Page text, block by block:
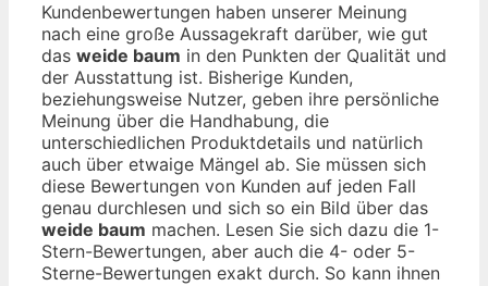
Kundenbewertungen haben unserer Meinung
nach eine große Aussagekraft darüber, wie gut
das weide baum in den Punkten der Qualität und
der Ausstattung ist. Bisherige Kunden,
beziehungsweise Nutzer, geben ihre persönliche
Meinung über die Handhabung, die
unterschiedlichen Produktdetails und natürlich
auch über etwaige Mängel ab. Sie müssen sich
diese Bewertungen von Kunden auf jeden Fall
genau durchlesen und sich so ein Bild über das
weide baum machen. Lesen Sie sich dazu die 1-
Stern-Bewertungen, aber auch die 4- oder 5-
Sterne-Bewertungen exakt durch. So kann ihnen